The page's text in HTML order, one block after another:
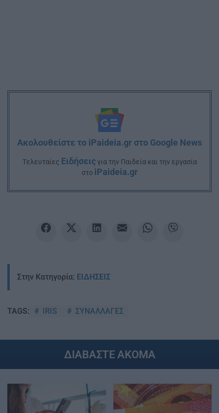
Ακολουθείστε το iPaideia.gr στο Google News
Tελευταίες Ειδήσειςγια την Παιδεία και την εργασία
στο iPaideia.gr
Στην Κατηγορία: ΕΙΔΗΣΕΙΣ
TAGS: IRIS ΣΥΝΑΛΛΑΓΕΣ
ΔΙΑΒΑΣΤΕ ΑΚΟΜΑ